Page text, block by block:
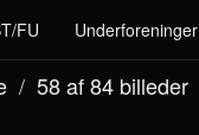
FU Underforeninger
58 af 84 billeder